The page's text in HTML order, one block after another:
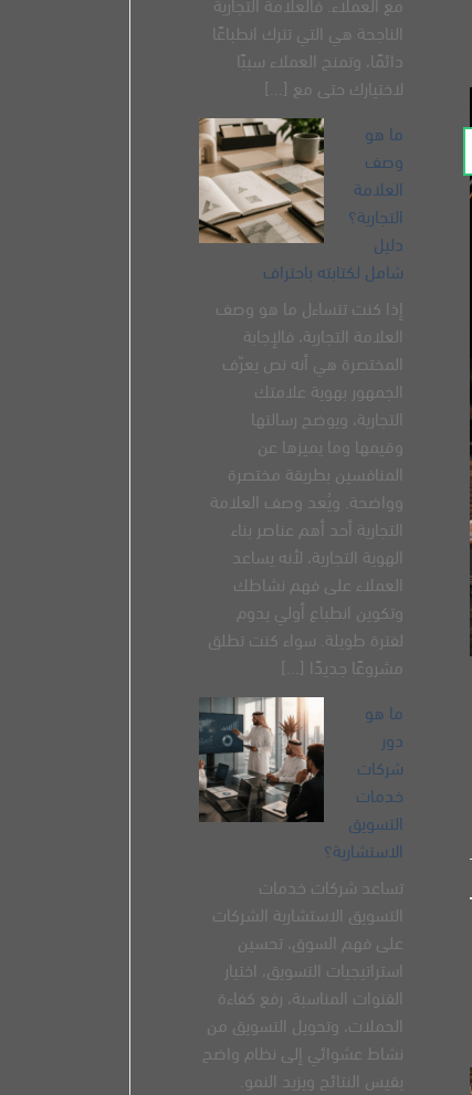
الناجحة هي التي تترك انطباعًا
دائمًا، وتمنح العملاء سببًا
لاختيارك حتى مع [...]
ما هو
وصف
العلامة
التجارية؟
دليل
شامل لكتابته باحتراف
إذا كنت تتساءل ما هو وصف
العلامة التجارية، فالإجابة
المختصرة هي أنه نص يعرّف
الجمهور بهوية علامتك
التجارية، ويوضح رسالتها
وقيمها وما يميزها عن
المنافسين بطريقة مختصرة
وواضحة. ويُعد وصف العلامة
التجارية أحد أهم عناصر بناء
الهوية التجارية، لأنه يساعد
العملاء على فهم نشاطك
وتكوين انطباع أولي يدوم
لفترة طويلة. سواء كنت تطلق
مشروعًا جديدًا [...]
ما هو
دور
شركات
خدمات
التسويق
الاستشارية؟
تساعد شركات خدمات
التسويق الاستشارية الشركات
على فهم السوق، تحسين
استراتيجيات التسويق، اختيار
القنوات المناسبة، رفع كفاءة
الحملات، وتحويل التسويق من
نشاط عشوائي إلى نظام واضح
يقيس النتائج ويزيد النمو.